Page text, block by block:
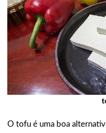
O tofu é uma boa